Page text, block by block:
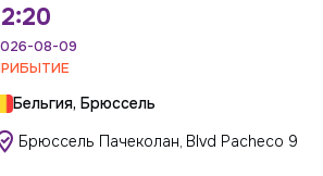
08-09
Бельгия, Брюссель
Брюссель Пачеколан, Blvd Pacheco 9